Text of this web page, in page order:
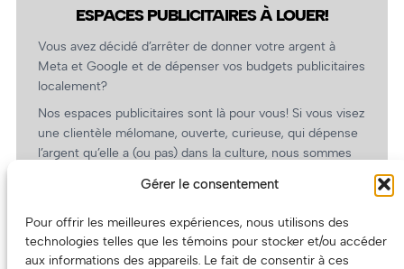
Gérer le consentement
Pour offrir les meilleures expériences, nous utilisons des
technologies telles que les témoins pour stocker et/ou accéder
aux informations des appareils. Le fait de consentir à ces
ESPACES PUBLICITAIRES À LOUER!
Vous avez décidé d’arrêter de donner votre argent à
Meta et Google et de dépenser vos budgets publicitaires
localement?
Nos espaces publicitaires sont là pour vous! Si vous visez
une clientèle mélomane, ouverte, curieuse, qui dépense
l’argent qu’elle a (ou pas) dans la culture, nous sommes
revient.
(Oui, on va avoir des tarifs spéciaux pour vous, les